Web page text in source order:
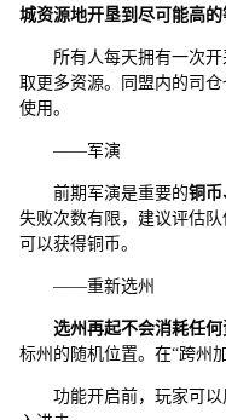
城资源地开垦到尽可能高的
所有人每天拥有一次开
取更多资源。同盟内的司
使用。
——军演
前期军演是重要的铜币
失败次数有限，建议评估
可以获得铜币。
——重新选州
选州再起不会消耗任何
标州的随机位置。在“跨州
功能开启前，玩家可以